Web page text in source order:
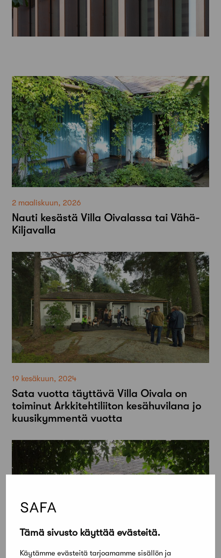
Tämä sivusto käyttää evästeitä.
Käytämme evästeitä tarjoamamme sisällön ja
2 maaliskuun, 2026
Nauti kesästä Villa Oivalassa tai Vähä-
Kiljavalla
19 kesäkuun, 2024
Sata vuotta täyttävä Villa Oivala on
toiminut Arkkitehtiliiton kesähuvilana jo
kuusikymmentä vuotta